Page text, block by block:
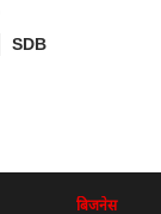
SDB
बिजनेस